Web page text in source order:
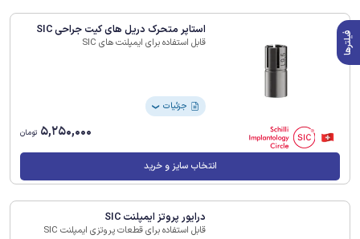
استاپر متحرک دریل های کیت جراحی SIC
قابل استفاده برای ایمپلنت های SIC
جزئیات ❯
5,250,000 تومان
انتخاب سایز و خرید
درایور پروتز ایمپلنت SIC
قابل استفاده برای قطعات پروتزی ایمپلنت SIC
فیلترها